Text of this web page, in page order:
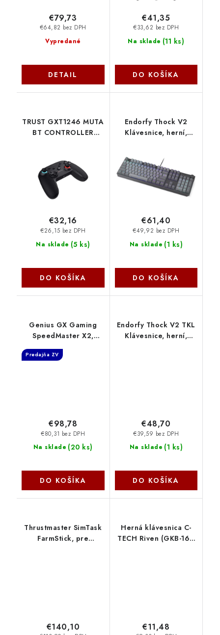
Vypredané
€64,82 bez DPH
€79,73
DETAIL
Na sklade (11 ks)
€33,62 bez DPH
€41,35
DO KOŠÍKA
TRUST GXT1246 MUTA
BT CONTROLLER
Na sklade (5 ks)
€26,15 bez DPH
€32,16
DO KOŠÍKA
Endorfy Thock V2
Klávesnice, herní,
Endorfy Red,CZ/SK
layout, ARGB, hliníková
konstrukce, USB, šedá
EY5C015
Na sklade (1 ks)
€49,92 bez DPH
€61,40
DO KOŠÍKA
Genius GX Gaming
SpeedMaster X2,
páka, pro PC, PS3, PS4,
Predajňa ZV
Na sklade (20 ks)
€80,31 bez DPH
€98,78
DO KOŠÍKA
Endorfy Thock V2 TKL
Klávesnice, herní,
Na sklade (1 ks)
€39,59 bez DPH
€48,70
DO KOŠÍKA
Thrustmaster SimTask
FarmStick, pre
€140,10
Herná klávesnica C-
TECH Riven (GKB-16),
€11,48